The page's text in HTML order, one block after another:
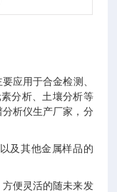
应用于合金检测、
分析、土壤分析等
析仪生产厂家，分
及其他金属样品的
便灵活的随未来发